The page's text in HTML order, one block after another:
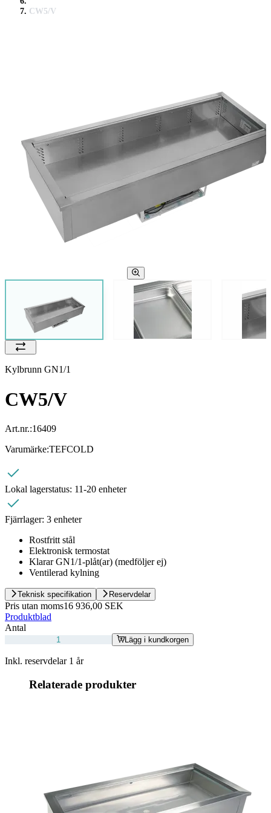
CW5/V
Kylbrunn GN1/1
CW5/V
Art.nr.:16409
Varumärke:TEFCOLD
Lokal lagerstatus: 11-20 enheter
Fjärrlager: 3 enheter
Rostfritt stål
Elektronisk termostat
Klarar GN1/1-plåt(ar) (medföljer ej)
Ventilerad kylning
Teknisk specifikation Reservdelar
Pris utan moms16 936,00 SEK
Produktblad
Antal
Lägg i kundkorgen
Inkl. reservdelar 1 år
Relaterade produkter